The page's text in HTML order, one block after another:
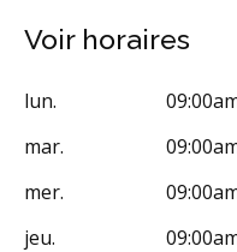
Voir horaires
lun.
mar.
mer.
jeu.